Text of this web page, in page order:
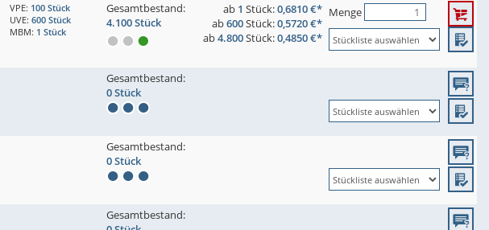
VPE: 100 Stück
UVE: 600 Stück
MBM: 1 Stück
Gesamtbestand:
4.100 Stück
ab 1 Stück:0,6810 €*
ab600Stück:0,5720 €*
ab4.800Stück:0,4850 €*
Menge
Gesamtbestand:
0 Stück
Gesamtbestand:
0 Stück
Gesamtbestand: